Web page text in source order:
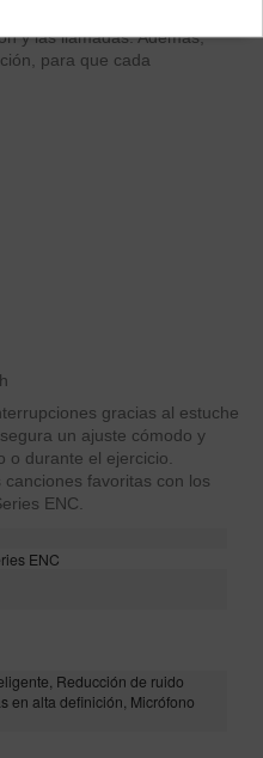
y las llamadas. Además,
para que cada
gracias al estuche
un ajuste cómodo y
o durante el ejercicio.
favoritas con los
ENC.
ENC
Reducción de ruido
en alta definición, Micrófono